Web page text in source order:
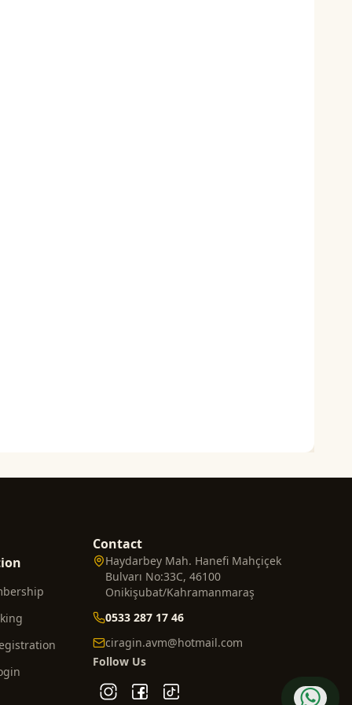
Contact
Haydarbey Mah. Hanefi Mahçiçek
Bulvarı No:33C, 46100
Onikişubat/Kahramanmaraş
0533 287 17 46
ciragin.avm@hotmail.com
Follow Us